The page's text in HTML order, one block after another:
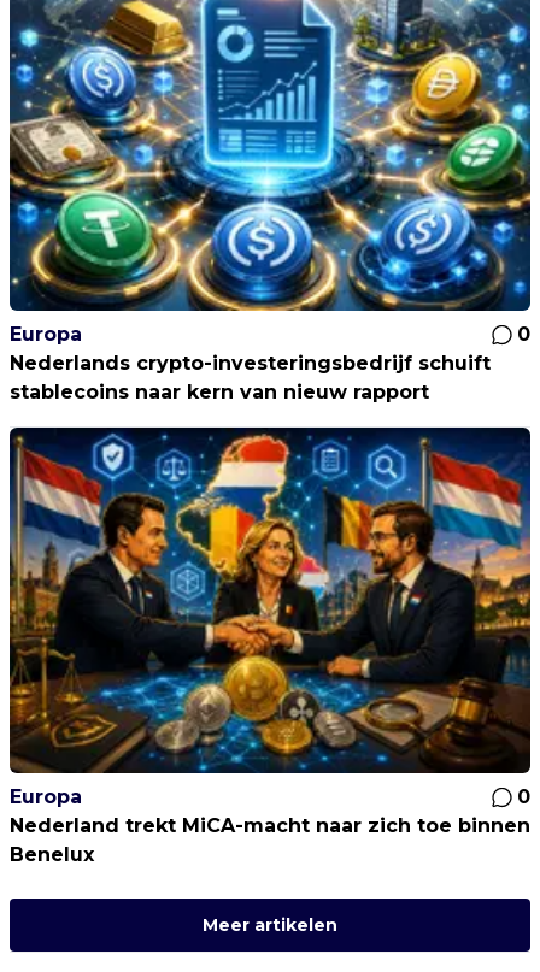
Europa
0
Nederlands crypto-investeringsbedrijf schuift
stablecoins naar kern van nieuw rapport
Europa
0
Nederland trekt MiCA-macht naar zich toe binnen
Benelux
Meer artikelen